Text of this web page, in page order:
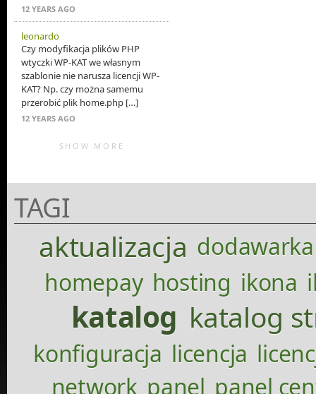
12 YEARS AGO
leonardo
Czy modyfikacja plików PHP
wtyczki WP-KAT we własnym
szablonie nie narusza licencji WP-
KAT? Np. czy można samemu
przerobić plik home.php […]
12 YEARS AGO
SHOW MORE
TAGI
aktualizacja dodawarka
homepay hosting ikona
katalog katalog
konfiguracja licencja
network panel panel